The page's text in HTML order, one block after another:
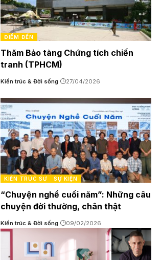
ĐIỂM ĐẾN
Thăm Bảo tàng Chứng tích chiến
tranh (TPHCM)
Kiến trúc & Đời sống 27/04/2026
KIẾN TRÚC SƯ SỰ KIỆN
“Chuyện nghề cuối năm”: Những câu
chuyện đời thường, chân thật
Kiến trúc & Đời sống 09/02/2026